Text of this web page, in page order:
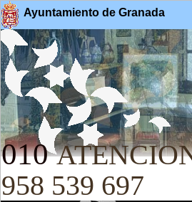
Ayuntamiento de Granada
010
958 539 697